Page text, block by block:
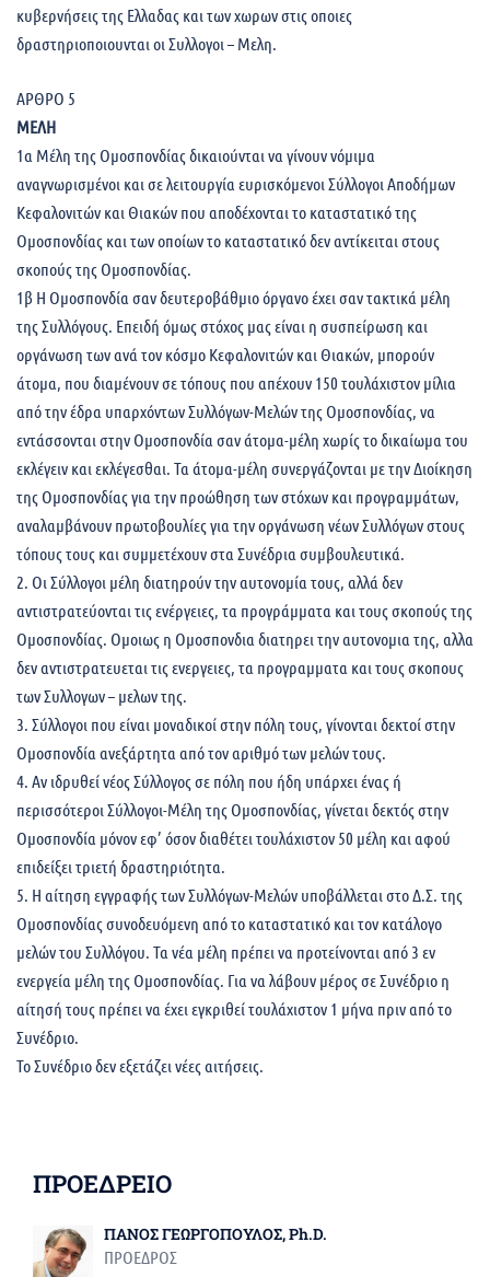
κυβερνήσεις της Ελλαδας και των χωρων στις οποιες
δραστηριοποιουνται οι Συλλογοι – Μελη.
ΑΡΘΡΟ 5
ΜΕΛΗ
1α Μέλη της Ομοσπονδίας δικαιούνται να γίνουν νόμιμα
αναγνωρισμένοι και σε λειτουργία ευρισκόμενοι Σύλλογοι Αποδήμων
Κεφαλονιτών και Θιακών που αποδέχονται το καταστατικό της
Ομοσπονδίας και των οποίων το καταστατικό δεν αντίκειται στους
σκοπούς της Ομοσπονδίας.
1β Η Ομοσπονδία σαν δευτεροβάθμιο όργανο έχει σαν τακτικά μέλη
της Συλλόγους. Επειδή όμως στόχος μας είναι η συσπείρωση και
οργάνωση των ανά τον κόσμο Κεφαλονιτών και Θιακών, μπορούν
άτομα, που διαμένουν σε τόπους που απέχουν 150 τουλάχιστον μίλια
από την έδρα υπαρχόντων Συλλόγων-Μελών της Ομοσπονδίας, να
εντάσσονται στην Ομοσπονδία σαν άτομα-μέλη χωρίς το δικαίωμα του
εκλέγειν και εκλέγεσθαι. Τα άτομα-μέλη συνεργάζονται με την Διοίκηση
της Ομοσπονδίας για την προώθηση των στόχων και προγραμμάτων,
αναλαμβάνουν πρωτοβουλίες για την οργάνωση νέων Συλλόγων στους
τόπους τους και συμμετέχουν στα Συνέδρια συμβουλευτικά.
2. Οι Σύλλογοι μέλη διατηρούν την αυτονομία τους, αλλά δεν
αντιστρατεύονται τις ενέργειες, τα προγράμματα και τους σκοπούς της
Ομοσπονδίας. Ομοιως η Ομοσπονδια διατηρει την αυτονομια της, αλλα
δεν αντιστρατευεται τις ενεργειες, τα προγραμματα και τους σκοπους
των Συλλογων – μελων της.
3. Σύλλογοι που είναι μοναδικοί στην πόλη τους, γίνονται δεκτοί στην
Ομοσπονδία ανεξάρτητα από τον αριθμό των μελών τους.
4. Αν ιδρυθεί νέος Σύλλογος σε πόλη που ήδη υπάρχει ένας ή
περισσότεροι Σύλλογοι-Μέλη της Ομοσπονδίας, γίνεται δεκτός στην
Ομοσπονδία μόνον εφ’ όσον διαθέτει τουλάχιστον 50 μέλη και αφού
επιδείξει τριετή δραστηριότητα.
5. Η αίτηση εγγραφής των Συλλόγων-Mελών υποβάλλεται στο Δ.Σ. της
Ομοσπονδίας συνοδευόμενη από το καταστατικό και τον κατάλογο
μελών του Συλλόγου. Τα νέα μέλη πρέπει να προτείνονται από 3 εν
ενεργεία μέλη της Ομοσπονδίας. Για να λάβουν μέρος σε Συνέδριο η
αίτησή τους πρέπει να έχει εγκριθεί τουλάχιστον 1 μήνα πριν από το
Συνέδριο.
Το Συνέδριο δεν εξετάζει νέες αιτήσεις.
ΠΡΟΕΔΡΕΙΟ
ΠΑΝΟΣ ΓΕΩΡΓΟΠΟΥΛΟΣ, Ph.D.
ΠΡΟΕΔΡΟΣ